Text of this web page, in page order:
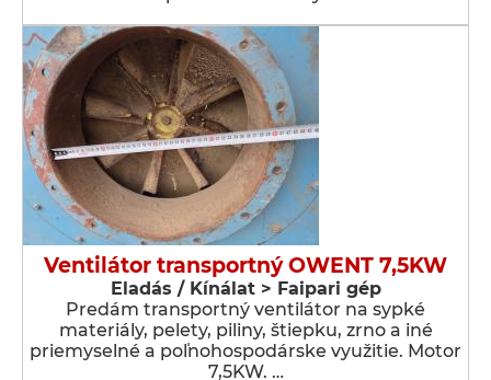
Ventilátor transportný OWENT 7,5KW
Eladás / Kínálat > Faipari gép
Predám transportný ventilátor na sypké
materiály, pelety, piliny, štiepku, zrno a iné
priemyselné a poľnohospodárske využitie. Motor
7,5KW. …